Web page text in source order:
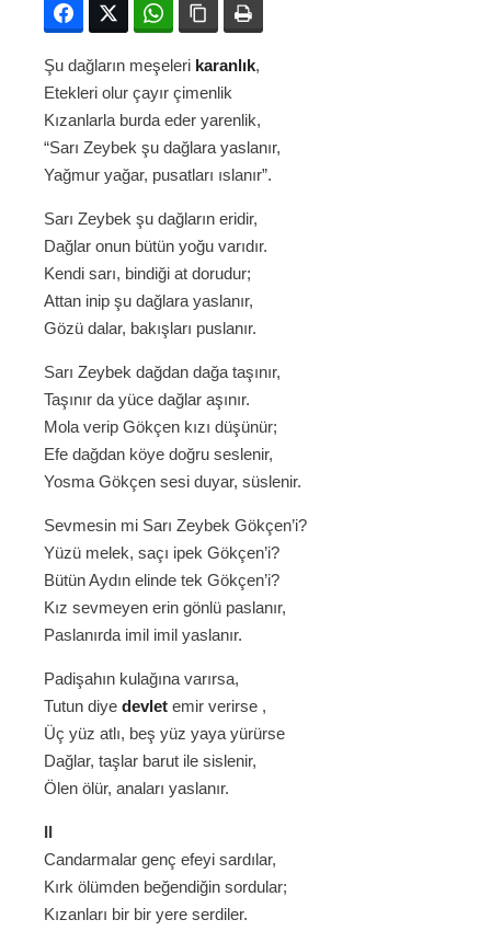
FacebookTwitter WhatsAppBağlanıyı kopyala
Şu dağların meşeleri karanlık,
Etekleri olur çayır çimenlik
Kızanlarla burda eder yarenlik,
“Sarı Zeybek şu dağlara yaslanır,
Yağmur yağar, pusatları ıslanır”.
Sarı Zeybek şu dağların eridir,
Dağlar onun bütün yoğu varıdır.
Kendi sarı, bindiği at dorudur;
Attan inip şu dağlara yaslanır,
Gözü dalar, bakışları puslanır.
Sarı Zeybek dağdan dağa taşınır,
Taşınır da yüce dağlar aşınır.
Mola verip Gökçen kızı düşünür;
Efe dağdan köye doğru seslenir,
Yosma Gökçen sesi duyar, süslenir.
Sevmesin mi Sarı Zeybek Gökçen’i?
Yüzü melek, saçı ipek Gökçen’i?
Bütün Aydın elinde tek Gökçen’i?
Kız sevmeyen erin gönlü paslanır,
Paslanırda imil imil yaslanır.
Padişahın kulağına varırsa,
Tutun diye devlet emir verirse ,
Üç yüz atlı, beş yüz yaya yürürse
Dağlar, taşlar barut ile sislenir,
Ölen ölür, anaları yaslanır.
II
Candarmalar genç efeyi sardılar,
Kırk ölümden beğendiğin sordular;
Kızanları bir bir yere serdiler.